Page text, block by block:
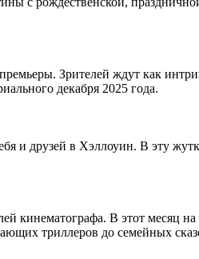
Зрителей ждут как
декабря 2025 года.
и друзей в Хэллоуин. В эту
кинематографа. В этот
триллеров до семейных